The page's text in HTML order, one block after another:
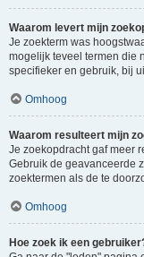
Waarom levert mijn
Je zoekterm was
mogelijk teveel termen die
specifieker en gebruik, bij
Omhoog
Waarom resulteert mijn
Je zoekopdracht gaf meer
Gebruik de geavanceerde
zoektermen als de te
Omhoog
Hoe zoek ik een